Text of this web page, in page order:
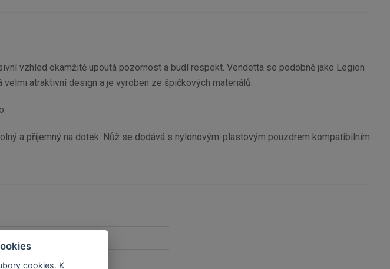
vzhled okamžitě upoutá pozornost a budí respekt. Vendetta se podobně jako Legion
atraktivní design a je vyroben ze špičkových materiálů.
a příjemný na dotek. Nůž se dodává s nylonovým-plastovým pouzdrem kompatibilním
cookies. K